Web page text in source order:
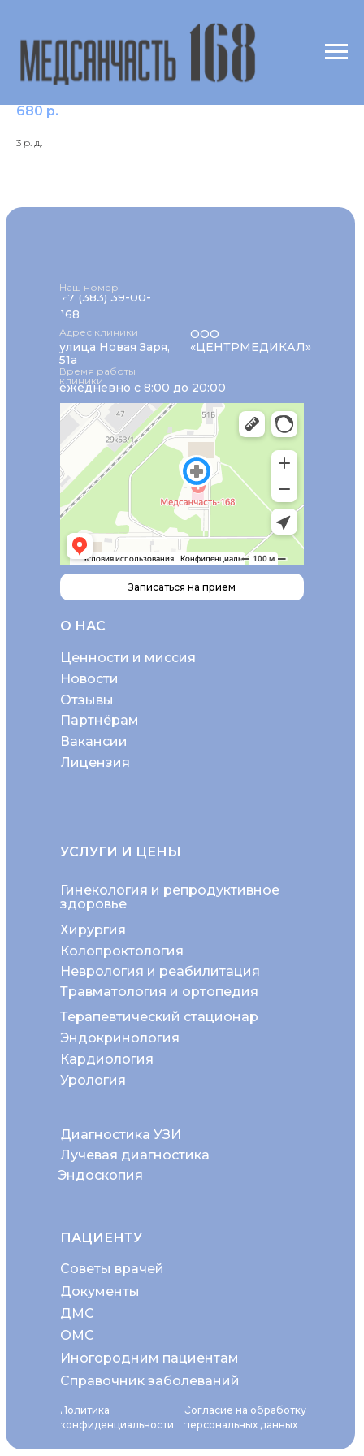
Ат к вирусу кори IgG (Measles IgG)
680 р.
3 р. д.
О НАС
Политика
конфиденциальности
Согласие на обработку
персональных данных
Ценности и миссия
Новости
+7 (383) 39-00-
168
Отзывы
Партнёрам
Вакансии
Лицензия
Неврология и реабилитация
Колопроктология
Хирургия
Гинекология и репродуктивное
здоровье
Диагностика УЗИ
Эндоскопия
Травматология и ортопедия
Эндокринология
Терапевтический стационар
Кардиология
Урология
Лучевая диагностика
УСЛУГИ И ЦЕНЫ
ПАЦИЕНТУ
Советы врачей
ОМС
Документы
ДМС
Иногородним пациентам
Справочник заболеваний
Наш номер
ежедневно с 8:00 до 20:00
Время работы
клиники
Адрес клиники
улица Новая Заря,
51а
ООО
«ЦЕНТРМЕДИКАЛ»
Записаться на прием